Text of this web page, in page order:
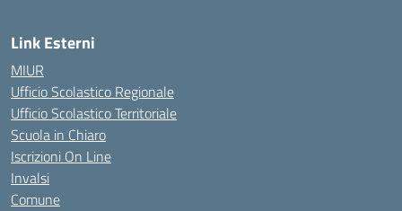
Link Esterni
MIUR
Ufficio Scolastico Regionale
Ufficio Scolastico Territoriale
Scuola in Chiaro
Iscrizioni On Line
Invalsi
Comune